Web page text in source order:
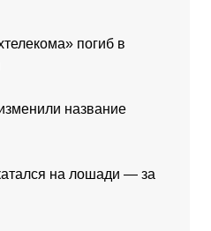
погиб в
название
на лошади — за